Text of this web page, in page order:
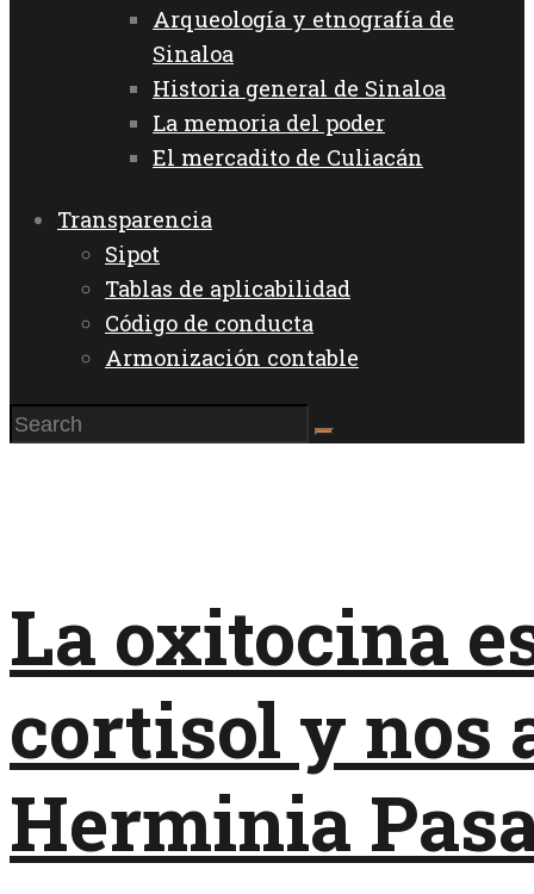
Arqueología y etnografía de
Sinaloa
Historia general de Sinaloa
La memoria del poder
El mercadito de Culiacán
Transparencia
Sipot
Tablas de aplicabilidad
Código de conducta
Armonización contable
La oxitocina
cortisol y nos
Herminia